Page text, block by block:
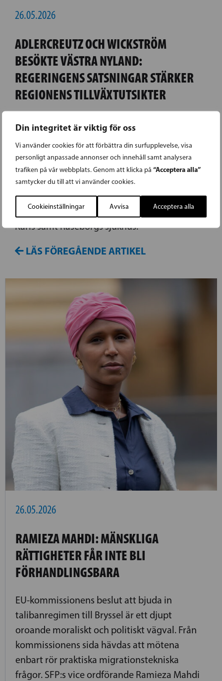
Din integritet är viktig för oss
Vi använder cookies för att förbättra din surfupplevelse, visa
personligt anpassade annonser och innehåll samt analysera
trafiken på vår webbplats. Genom att klicka på “Acceptera alla”
samtycker du till att vi använder cookies.
Cookieinställningar Avvisa Acceptera alla
26.05.2026
ADLERCREUTZ OCH WICKSTRÖM
BESÖKTE VÄSTRA NYLAND:
REGERINGENS SATSNINGAR STÄRKER
REGIONENS TILLVÄXTUTSIKTER
SFP:s ordförande, undervisningsminister
Anders Adlercreutz samt riksdagsledamot
Henrik Wickström besökte Hangö, Ingå och
Raseborg måndagen den 25 maj. Under
besöket bekantade sig Adlercreutz och
Wickström med Hangö hamn,
Joddböleområdet i Ingå, Sisu Autos fabrik i
Karis samt Raseborgs sjukhus.
LÄS FÖREGÅENDE ARTIKEL
26.05.2026
RAMIEZA MAHDI: MÄNSKLIGA
RÄTTIGHETER FÅR INTE BLI
FÖRHANDLINGSBARA
EU-kommissionens beslut att bjuda in
talibanregimen till Bryssel är ett djupt
oroande moraliskt och politiskt vägval. Från
kommissionens sida hävdas att mötena
enbart rör praktiska migrationstekniska
frågor. SFP:s vice ordförande Ramieza Mahdi